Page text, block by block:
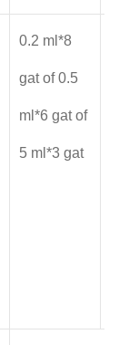
0.2 ml*8
gat of 0.5
ml*6 gat of
5 ml*3 gat